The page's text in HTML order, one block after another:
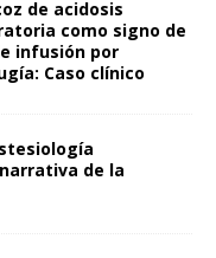
de acidosis
como signo de
infusión por
Caso clínico
de la